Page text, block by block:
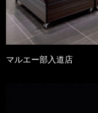
マルエー部入道店